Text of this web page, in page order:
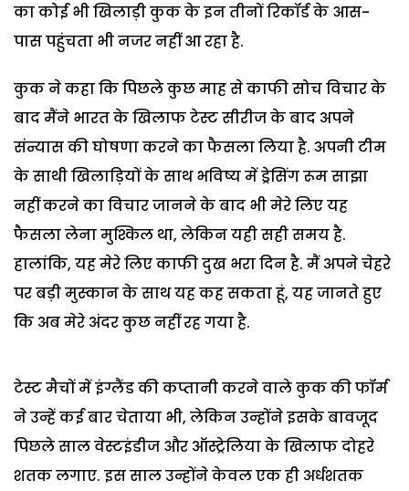
का कोई भी खिलाड़ी कुक के इन तीनों रिकॉर्ड के आस-
पास पहुंचता भी नजर नहीं आ रहा है.
कुक ने कहा कि पिछले कुछ माह से काफी सोच विचार के
बाद मैंने भारत के खिलाफ टेस्ट सीरीज के बाद अपने
संन्यास की घोषणा करने का फैसला लिया है. अपनी टीम
के साथी खिलाड़ियों के साथ भविष्य में ड्रेसिंग रूम साझा
नहीं करने का विचार जानने के बाद भी मेरे लिए यह
फैसला लेना मुश्किल था, लेकिन यही सही समय है.
हालांकि, यह मेरे लिए काफी दुख भरा दिन है. मैं अपने चेहरे
पर बड़ी मुस्कान के साथ यह कह सकता हूं, यह जानते हुए
कि अब मेरे अंदर कुछ नहीं रह गया है.
टेस्ट मैचों में इंग्लैंड की कप्तानी करने वाले कुक की फॉर्म
ने उन्हें कई बार चेताया भी, लेकिन उन्होंने इसके बावजूद
पिछले साल वेस्टइंडीज और ऑस्ट्रेलिया के खिलाफ दोहरे
शतक लगाए. इस साल उन्होंने केवल एक ही अर्धशतक